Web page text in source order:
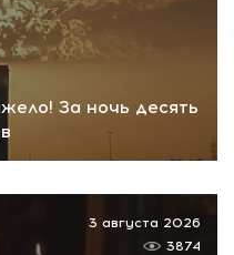
За ночь десять
3 августа 2026
3874